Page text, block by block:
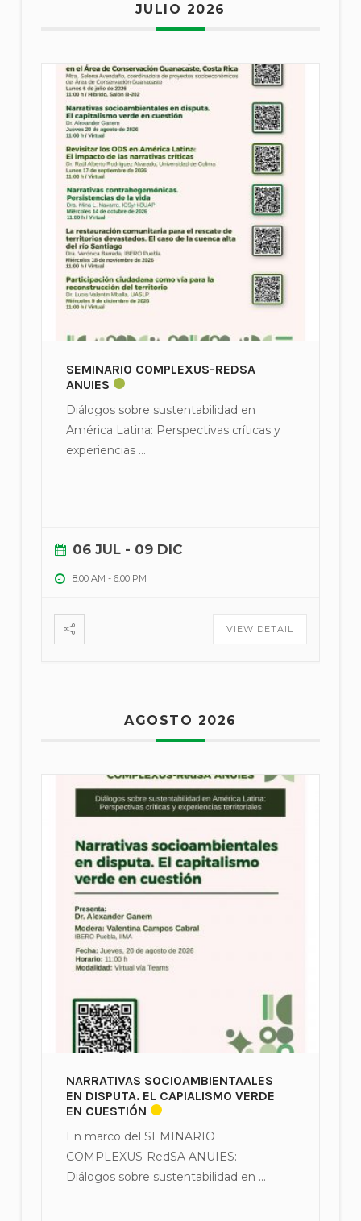
JULIO 2026
SEMINARIO COMPLEXUS-REDSA
ANUIES
Diálogos sobre sustentabilidad en
América Latina: Perspectivas críticas y
experiencias ...
06 JUL- 09 DIC
8:00 AM - 6:00 PM
VIEW DETAIL
AGOSTO 2026
NARRATIVAS SOCIOAMBIENTAALES
EN DISPUTA. EL CAPIALISMO VERDE
EN CUESTIÓN
En marco del SEMINARIO
COMPLEXUS-RedSA ANUIES:
Diálogos sobre sustentabilidad en ...